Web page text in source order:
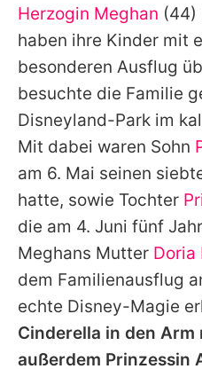
Alle Themen
App
Utiq
Herzogin Meghan (44)
haben ihre Kinder mit
besonderen Ausflug
besuchte die Familie
Disneyland-Park im
Mit dabei waren Sohn
am 6. Mai seinen
hatte, sowie Tochter
die am 4. Juni fünf
Meghans Mutter Doria
dem Familienausflug
echte Disney-Magie
Cinderella in den
außerdem Prinzessin